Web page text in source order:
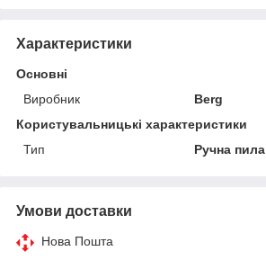
Характеристики
Основні
Виробник
Berg
Користувальницькі характеристики
Тип
Ручна пила
Умови доставки
Нова Пошта